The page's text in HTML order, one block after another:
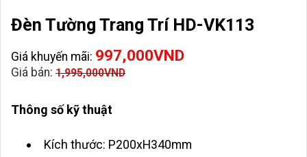
Đèn Tường Trang Trí HD-VK113
Giá khuyến mãi: 997,000VND
Giá bán: 1,995,000VND
Thông số kỹ thuật
Kích thước: P200xH340mm